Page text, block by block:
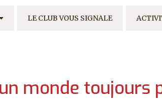
LE CLUB VOUS SIGNALE
monde toujours